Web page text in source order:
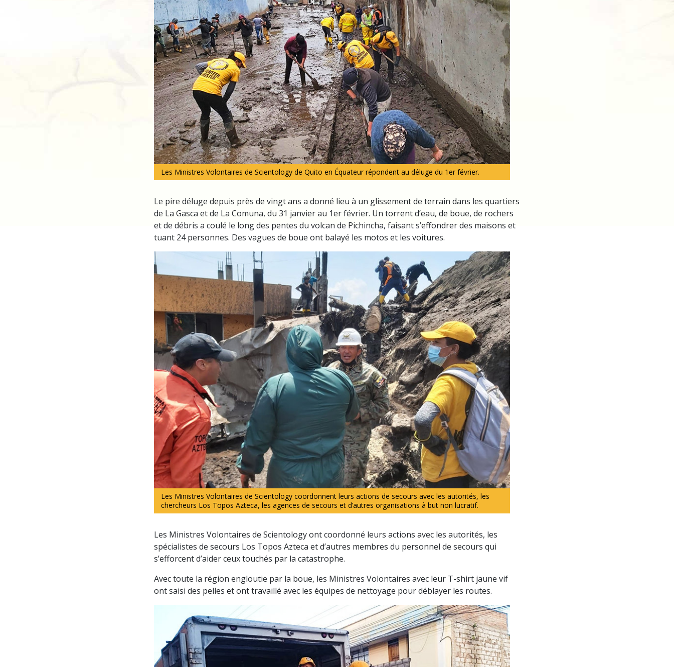
Les Ministres Volontaires de Scientology de Quito en Équateur répondent au déluge du 1er février.
Le pire déluge depuis près de vingt ans a donné lieu à un glissement de terrain dans les quartiers
de La Gasca et de La Comuna, du 31 janvier au 1er février. Un torrent d’eau, de boue, de rochers
et de débris a coulé le long des pentes du volcan de Pichincha, faisant s’effondrer des maisons et
tuant 24 personnes. Des vagues de boue ont balayé les motos et les voitures.
Les Ministres Volontaires de Scientology coordonnent leurs actions de secours avec les autorités, les
chercheurs Los Topos Azteca, les agences de secours et d’autres organisations à but non lucratif.
Les Ministres Volontaires de Scientology ont coordonné leurs actions avec les autorités, les
spécialistes de secours Los Topos Azteca et d’autres membres du personnel de secours qui
s’efforcent d’aider ceux touchés par la catastrophe.
Avec toute la région engloutie par la boue, les Ministres Volontaires avec leur T-shirt jaune vif
ont saisi des pelles et ont travaillé avec les équipes de nettoyage pour déblayer les routes.